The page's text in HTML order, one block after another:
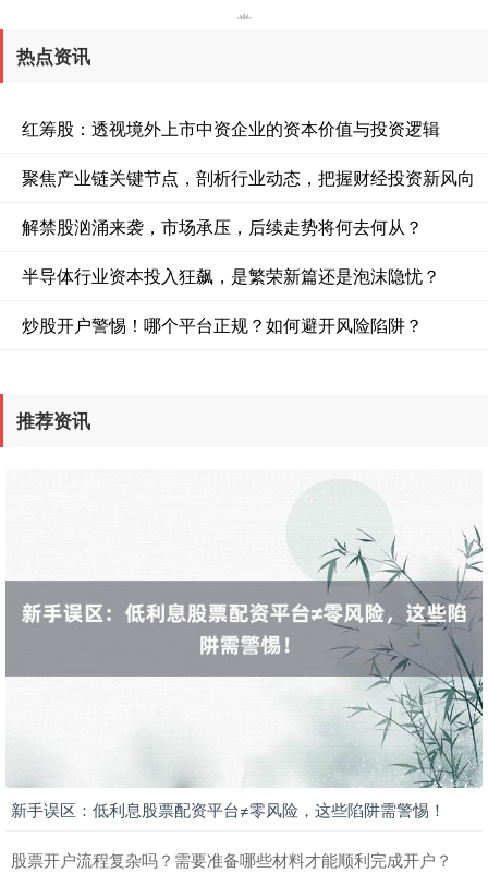
深证成指 14384.37 +274.25 +1.94%
北证50 1134.38 +11.51 +1.02%
创业板指 3604.52 +88.96 +2.53%
热点资讯
红筹股：透视境外上市中资企业的资本价值与投资逻辑
聚焦产业链关键节点，剖析行业动态，把握财经投资新风向
解禁股汹涌来袭，市场承压，后续走势将何去何从？
半导体行业资本投入狂飙，是繁荣新篇还是泡沫隐忧？
炒股开户警惕！哪个平台正规？如何避开风险陷阱？
推荐资讯
新手误区：低利息股票配资平台≠零风险，这些陷阱需警惕！
股票开户流程复杂吗？需要准备哪些材料才能顺利完成开户？